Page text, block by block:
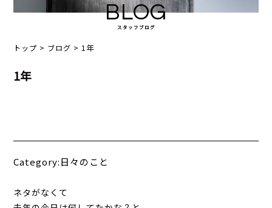
BLOG
スタッフブログ
トップ > ブログ >1年
1年
Category:日々のこと
ネタがなくて